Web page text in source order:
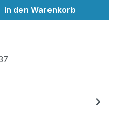
den
In den Warenkorb